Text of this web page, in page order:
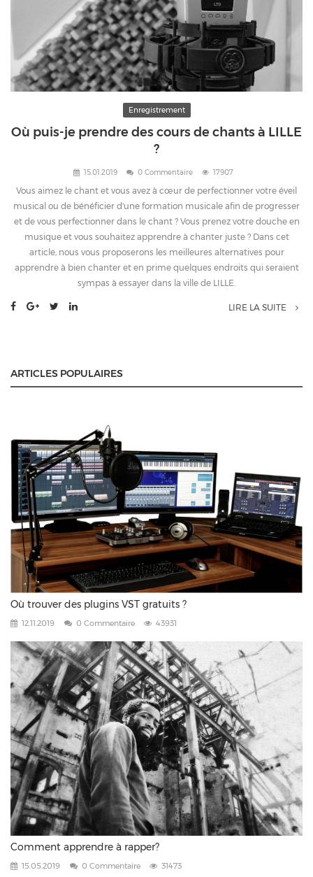
Enregistrement
Où puis-je prendre des cours de chants à LILLE
?
15.01.2019 0 Commentaire 17907
Vous aimez le chant et vous avez à cœur de perfectionner votre éveil
musical ou de bénéficier d'une formation musicale afin de progresser
et de vous perfectionner dans le chant ? Vous prenez votre douche en
musique et vous souhaitez apprendre à chanter juste ? Dans cet
article, nous vous proposerons les meilleures alternatives pour
apprendre à bien chanter et en prime quelques endroits qui seraient
sympas à essayer dans la ville de LILLE.
LIRE LA SUITE
ARTICLES POPULAIRES
Où trouver des plugins VST gratuits ?
12.11.2019 0 Commentaire 43931
Comment apprendre à rapper?
15.05.2019 0 Commentaire 31473